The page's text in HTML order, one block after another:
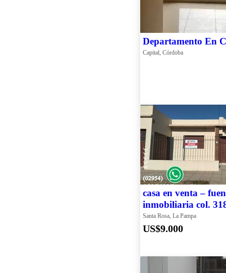
Departamento En
Capital, Córdoba
casa en venta –
inmobiliaria col.
Santa Rosa, La Pampa
US$9.000